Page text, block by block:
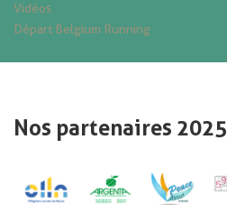
Vidéos
Départ Belgium Running
Nos partenaires 2025